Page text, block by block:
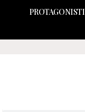
PROTAGONISTI